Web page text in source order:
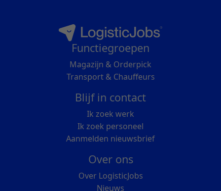
Functiegroepen
Magazijn & Orderpick
Transport & Chauffeurs
Blijf in contact
Ik zoek werk
Ik zoek personeel
Aanmelden nieuwsbrief
Over ons
Over LogisticJobs
Nieuws